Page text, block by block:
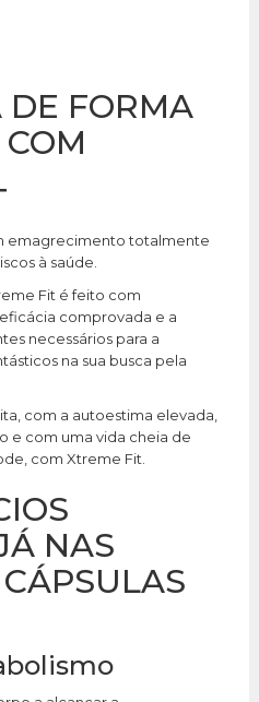
DE FORMA
emagrecimento totalmente
à saúde.
Fit é feito com
comprovada e a
necessários para a
na sua busca pela
com a autoestima elevada,
e com uma vida cheia de
com Xtreme Fit.
NAS